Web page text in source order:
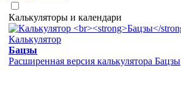
Калькуляторы и календари
Калькулятор
Бацзы
Расширенная версия калькулятора Бацзы